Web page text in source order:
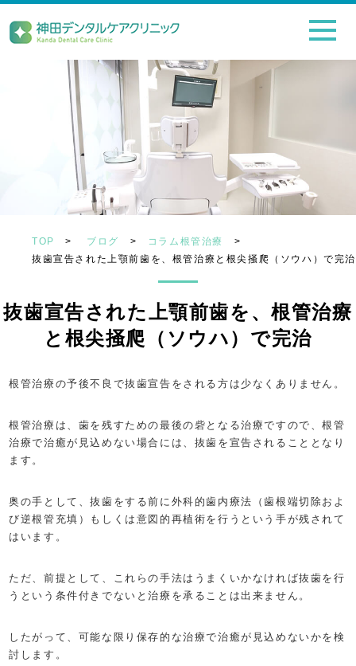
TOP > ブログ > コラム根管治療
>
抜歯宣告された上顎前歯を、根管治療と根尖掻爬（ソウハ）で完治
抜歯宣告された上顎前歯を、根管治療
と根尖掻爬（ソウハ）で完治
根管治療の予後不良で抜歯宣告をされる方は少なくありません。
根管治療は、歯を残すための最後の砦となる治療ですので、根管
治療で治癒が見込めない場合には、抜歯を宣告されることとなり
ます。
奥の手として、抜歯をする前に外科的歯内療法（歯根端切除およ
び逆根管充填）もしくは意図的再植術を行うという手が残されて
はいます。
ただ、前提として、これらの手法はうまくいかなければ抜歯を行
うという条件付きでないと治療を承ることは出来ません。
したがって、可能な限り保存的な治療で治癒が見込めないかを検
討します。